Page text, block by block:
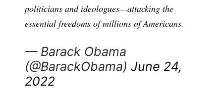
politicians and ideologues—attacking the
essential freedoms of millions of Americans.
— Barack Obama
(@BarackObama) June 24,
2022